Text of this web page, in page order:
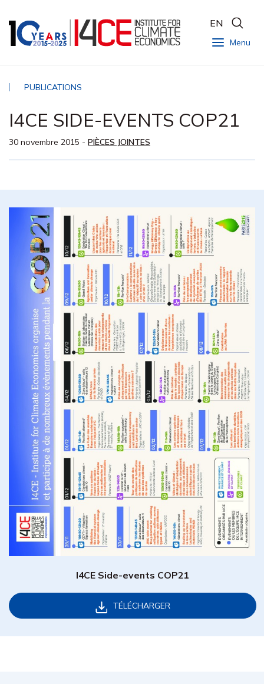
Menu
EN
PUBLICATIONS
I4CE SIDE-EVENTS COP21
30 novembre 2015 - PIÈCES JOINTES
I4CE Side-events COP21
TÉLÉCHARGER